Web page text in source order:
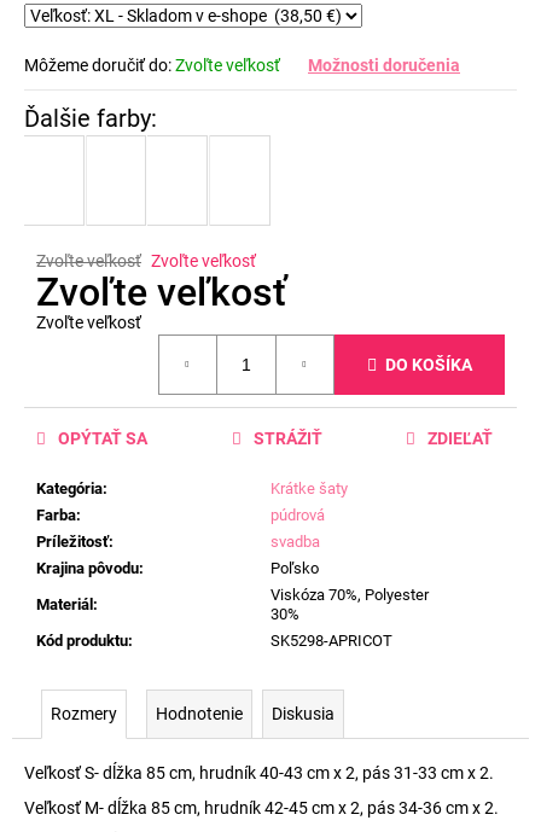
Môžeme doručiť do:Zvoľte veľkosť Možnosti doručenia
Zvoľte veľkosť Zvoľte veľkosť
Zvoľte veľkosť
Zvoľte veľkosť
DO KOŠÍKA
Kategória:
Krátke šaty
Farba:
púdrová
Príležitosť:
svadba
Krajina pôvodu:
Poľsko
Materiál :
Viskóza 70%, Polyester
30%
Kód produktu: SK5298-APRICOT
OPÝTAŤ SA STRÁŽIŤ ZDIEĽAŤ
Rozmery Hodnotenie Diskusia
Veľkosť S- dĺžka 85 cm, hrudník 40-43 cm x 2, pás 31-33 cm x 2.
Veľkosť M- dĺžka 85 cm, hrudník 42-45 cm x 2, pás 34-36 cm x 2.